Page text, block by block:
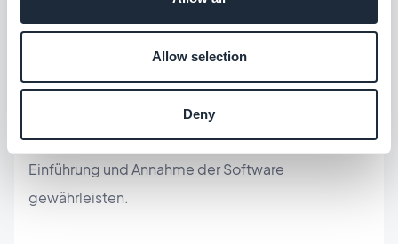
Allow selection
Deny
Unternehmenssysteme zu integrieren, wie z.B.
Buchhaltungs- oder Lagerverwaltungssoftware.
Schließlich muss jeder Teil der Anwendung an die
Anforderungen der jeweiligen Branche angepasst
werden. Letztendlich wird dies die erfolgreiche
Einführung und Annahme der Software
gewährleisten.